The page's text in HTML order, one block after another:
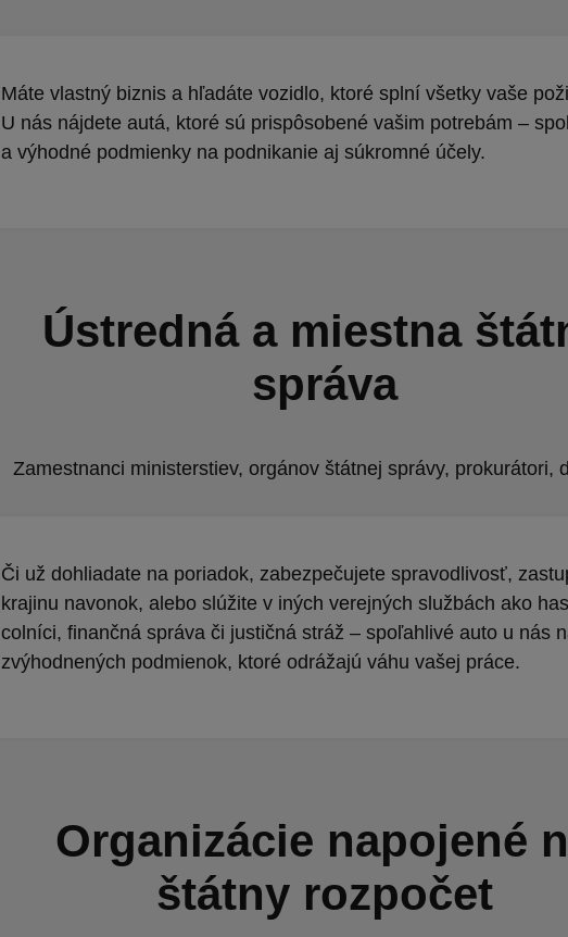
Máte vlastný biznis a hľadáte vozidlo, ktoré splní všetky vaše
U nás nájdete autá, ktoré sú prispôsobené vašim potrebám –
a výhodné podmienky na podnikanie aj súkromné účely.
Ústredná a miestna
správa
Zamestnanci ministerstiev, orgánov štátnej správy, prokurátori,
Či už dohliadate na poriadok, zabezpečujete spravodlivosť,
krajinu navonok, alebo slúžite v iných verejných službách ako
colníci, finančná správa či justičná stráž – spoľahlivé auto u nás
zvýhodnených podmienok, ktoré odrážajú váhu vašej práce.
Organizácie napojené
štátny rozpočet